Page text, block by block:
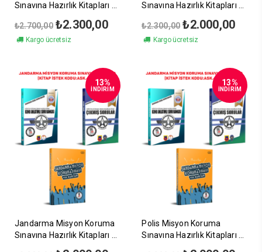
Sınavına Hazırlık Kitapları
₺2.700,00 Orijinal
fiyat:
₺2.700,00.
₺2.300,00Şu
Kargo ücretsiz
Sınavına Hazırlık Kitapları
₺2.300,00 Orijinal
fiyat:
₺2.300,00.
₺2.000,00Şu
Kargo ücretsiz
Jandarma Misyon Koruma
Sınavına Hazırlık Kitapları
13%
İNDİRİM
Polis Misyon Koruma
Sınavına Hazırlık Kitapları
13%
İNDİRİM